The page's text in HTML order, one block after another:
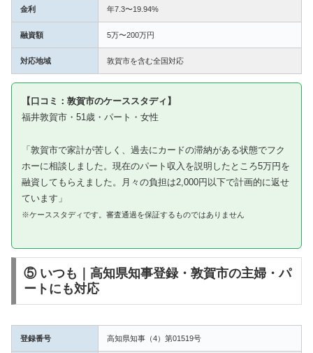
金利 年7.3〜19.94%
融資額 5万〜200万円
対応地域 敦賀市を含む全国対応
【口コミ：敦賀市のケーススタディ】
福井敦賀市・51歳・パート・女性
「敦賀市で家計が苦しく、過去にカードの滞納がある状態でフク
ホーに相談しました。現在のパート収入を説明したところ5万円を
融資してもらえました。月々の負担は2,000円以下で計画的に返せ
ています」
※ケーススタディです。審査通過を保証するものではありません
⑤ いつも｜高知県知事登録・敦賀市の主婦・パ
ートにも対応
登録番号 高知県知事（4）第01519号